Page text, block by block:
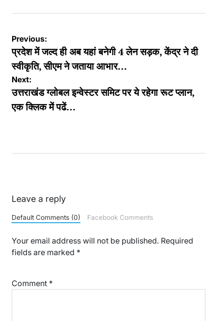
Post
navigation
Previous:
प्रदेश में जल्द ही अब यहां बनेगी 4 लेन सड़क, केंद्र ने दी
स्वीकृति, सीएम ने जताया आभार…
Next:
उत्तराखंड ग्लोबल इन्वेस्टर समिट पर ये रहेगा रूट प्लान,
एक क्लिक में पढें…
Leave a reply
Default Comments (0) Facebook Comments
Your email address will not be published. Required
fields are marked *
Comment *